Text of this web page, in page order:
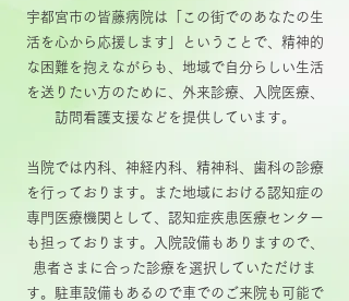
宇都宮市の皆藤病院は「この街でのあなたの生
活を心から応援します」ということで、精神的
な困難を抱えながらも、地域で自分らしい生活
を送りたい方のために、外来診療、入院医療、
訪問看護支援などを提供しています。
当院では内科、神経内科、精神科、歯科の診療
を行っております。また地域における認知症の
専門医療機関として、認知症疾患医療センター
も担っております。入院設備もありますので、
患者さまに合った診療を選択していただけま
す。駐車設備もあるので車でのご来院も可能で